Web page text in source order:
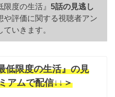
限度の生活』5話の見逃し
や評価に関する視聴者アン
いきます。
低限度の生活』の見
アムで配信↓↓＞